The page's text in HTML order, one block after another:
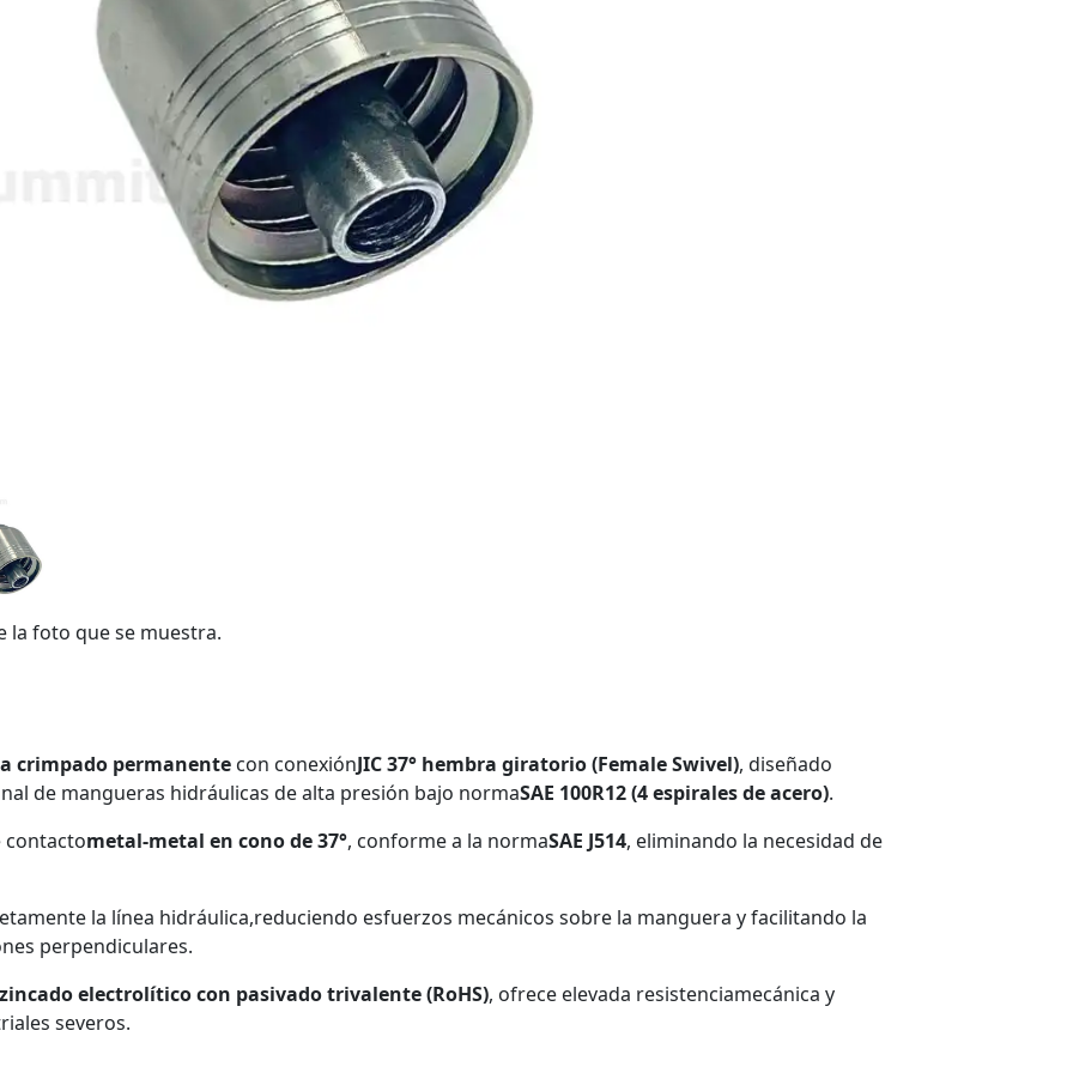
la foto que se muestra.
crimpado permanente con conexiónJIC 37° hembra giratorio (Female Swivel), diseñado
de mangueras hidráulicas de alta presión bajo normaSAE 100R12 (4 espirales de acero).
contactometal-metal en cono de 37°, conforme a la normaSAE J514, eliminando la necesidad de
la línea hidráulica,reduciendo esfuerzos mecánicos sobre la manguera y facilitando la
perpendiculares.
zincado electrolítico con pasivado trivalente (RoHS), ofrece elevada resistenciamecánica y
severos.